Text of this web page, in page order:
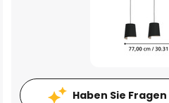
Haben Sie